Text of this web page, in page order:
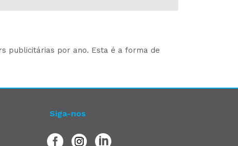
publicitárias por ano. Esta é a forma de
Siga-nos